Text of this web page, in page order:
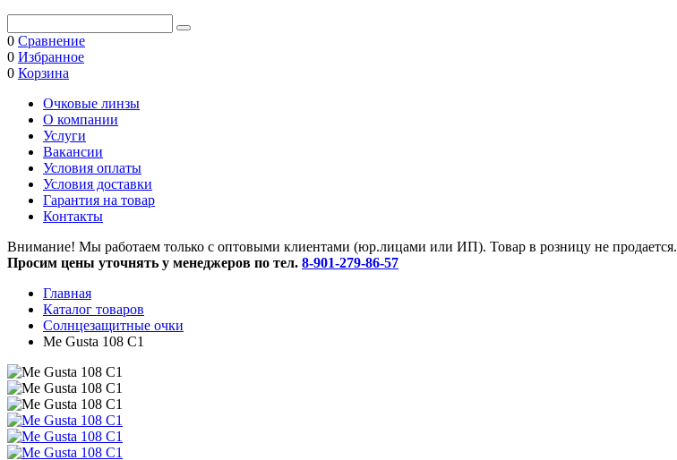
0 Сравнение
0 Избранное
0 Корзина
Очковые линзы
O компании
Услуги
Вакансии
Условия оплаты
Условия доставки
Гарантия на товар
Контакты
Внимание! Мы работаем только с оптовыми клиентами (юр.лицами или ИП). Товар в розницу не продается.
Просим цены уточнять у менеджеров по тел. 8-901-279-86-57
Главная
Каталог товаров
Солнцезащитные очки
Me Gusta 108 C1